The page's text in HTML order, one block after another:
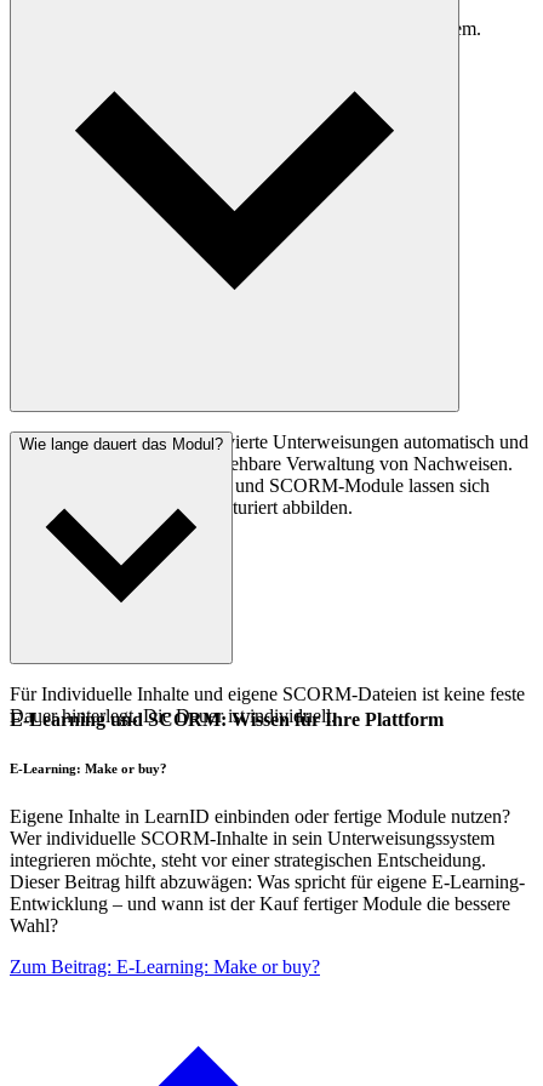
individuelle Inhalte von automatisierten Prozessen im System.
LearnID dokumentiert absolvierte Unterweisungen automatisch und
unterstützt so eine nachvollziehbare Verwaltung von Nachweisen.
Auch für individuelle Inhalte und SCORM-Module lassen sich
Unterweisungsprozesse strukturiert abbilden.
Wie lange dauert das Modul?
Für Individuelle Inhalte und eigene SCORM-Dateien ist keine feste
Dauer hinterlegt. Die Dauer ist individuell.
E-Learning und SCORM: Wissen für Ihre Plattform
E-Learning: Make or buy?
Eigene Inhalte in LearnID einbinden oder fertige Module nutzen?
Wer individuelle SCORM-Inhalte in sein Unterweisungssystem
integrieren möchte, steht vor einer strategischen Entscheidung.
Dieser Beitrag hilft abzuwägen: Was spricht für eigene E-Learning-
Entwicklung – und wann ist der Kauf fertiger Module die bessere
Wahl?
Zum Beitrag: E-Learning: Make or buy?